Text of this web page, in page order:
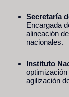
Secretaría
Encargada
alineación
nacionales.
Instituto
agilización